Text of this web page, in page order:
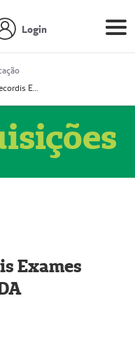
Login
Prestador Decordis Exames Cardiológicos LTDA (51004346-0)
Exames